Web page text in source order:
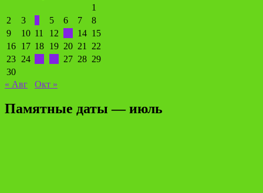
1
2
3 5 6 7
8
9
10 11 12 14 15
16 17 18 19 20 21
22
23 24 27 28 29
30
« Авг
Окт »
Памятные даты — июль